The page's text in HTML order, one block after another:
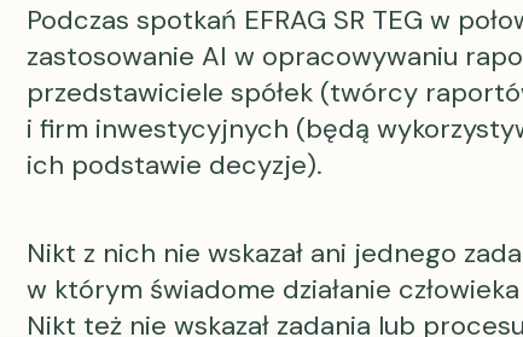
Podczas spotkań EFRAG SR TEG w
zastosowanie AI w opracowywaniu
przedstawiciele spółek (twórcy
i firm inwestycyjnych (będą
ich podstawie decyzje).
Nikt z nich nie wskazał ani jednego
w którym świadome działanie
Nikt też nie wskazał zadania lub